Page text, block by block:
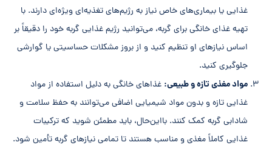
غذایی یا بیماری‌های خاص نیاز به رژیم‌های تغذیه‌ای ویژه‌ای دارند. با
تهیه غذای خانگی برای گربه، می‌توانید رژیم غذایی گربه خود را دقیقاً بر
اساس نیازهای او تنظیم کنید و از بروز مشکلات حساسیتی یا گوارشی
جلوگیری کنید.
مواد مغذی تازه و طبیعی: غذاهای خانگی به دلیل استفاده از مواد
غذایی تازه و بدون مواد شیمیایی اضافی می‌توانند به حفظ سلامت و
شادابی گربه کمک کنند. بااین‌حال، باید مطمئن شوید که ترکیبات
غذایی کاملاً مغذی و مناسب هستند تا تمامی نیازهای گربه تأمین شود.